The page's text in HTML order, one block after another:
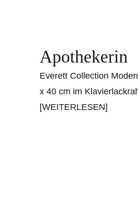
Apothekerin
Everett Collection
x 40 cm im
[WEITERLESEN]